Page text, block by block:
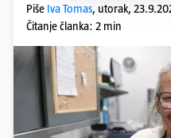
Piše Iva Tomas, utorak,
Čitanje članka: 2 min